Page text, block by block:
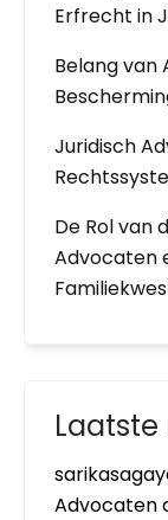
Erfrecht in
Belang van
Juridisch
De Rol van
Advocaten
Advocaten